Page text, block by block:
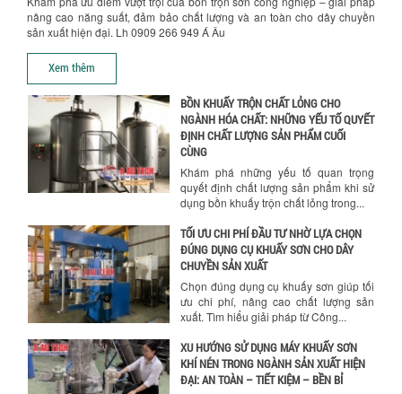
Hướng dẫn thanh toán mua hàng
nâng cao năng suất, đảm bảo chất lượng và an toàn cho dây chuyền
sản xuất hiện đại. Lh 0909 266 949 Á Âu
Xem thêm
BỒN KHUẤY SƠN: VẬT LIỆU, DUNG TÍCH VÀ
CÔNG SUẤT KHUẤY
Khám phá các yếu tố quan trọng khi
BỒN KHUẤY TRỘN CHẤT LỎNG CHO
NGÀNH HÓA CHẤT: NHỮNG YẾU TỐ QUYẾT
ĐỊNH CHẤT LƯỢNG SẢN PHẨM CUỐI
CÙNG
Khám phá những yếu tố quan trọng
quyết định chất lượng sản phẩm khi sử
dụng bồn khuấy trộn chất lỏng trong...
TỐI ƯU CHI PHÍ ĐẦU TƯ NHỜ LỰA CHỌN
ĐÚNG DỤNG CỤ KHUẤY SƠN CHO DÂY
CHUYỀN SẢN XUẤT
Chọn đúng dụng cụ khuấy sơn giúp tối
ưu chi phí, nâng cao chất lượng sản
xuất. Tìm hiểu giải pháp từ Công...
XU HƯỚNG SỬ DỤNG MÁY KHUẤY SƠN
KHÍ NÉN TRONG NGÀNH SẢN XUẤT HIỆN
ĐẠI: AN TOÀN – TIẾT KIỆM – BỀN BỈ